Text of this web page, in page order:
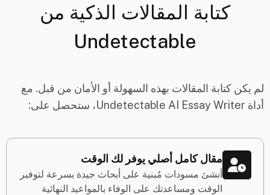
كتابة المقالات الذكية من
Undetectable
لم يكن كتابة المقالات بهذه السهولة أو الأمان من قبل. مع
أداة Undetectable AI Essay Writer، ستحصل على:
مقال كامل أصلي يوفر لك الوقت
أنشئ مسودات مُبنية على أبحاث جيدة بسرعة لتوفير
الوقت ومساعدتك على الوفاء بالمواعيد النهائية